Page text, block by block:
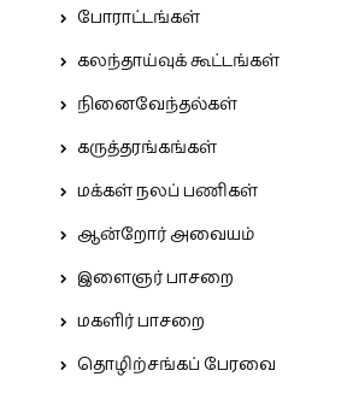
போராட்டங்கள்
கலந்தாய்வுக் கூட்டங்கள்
நினைவேந்தல்கள்
கருத்தரங்கங்கள்
மக்கள் நலப் பணிகள்
ஆன்றோர் அவையம்
இளைஞர் பாசறை
மகளிர் பாசறை
தொழிற்சங்கப் பேரவை